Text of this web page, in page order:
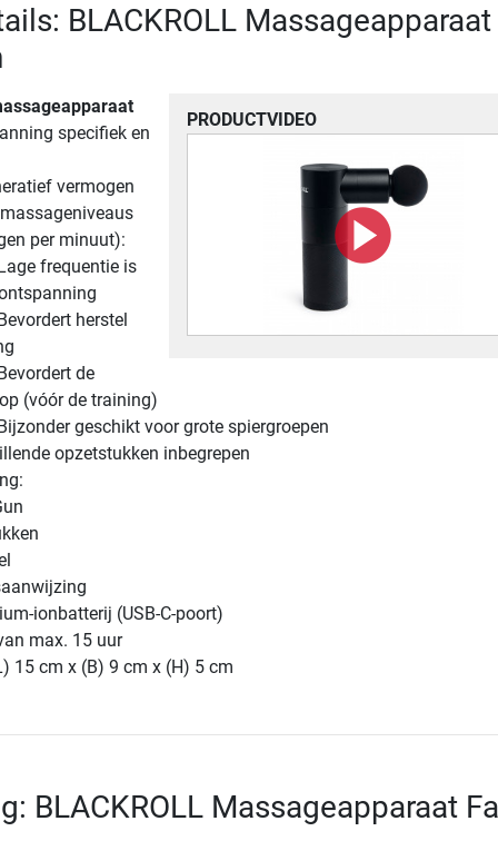
BLACKROLL Massageapparaat
PRODUCTVIDEO
specifiek en
vermogen
per minuut):
frequentie is
herstel
de
(vóór de training)
geschikt voor grote spiergroepen
opzetstukken inbegrepen
ionbatterij (USB-C-poort)
max. 15 uur
15 cm x (B) 9 cm x (H) 5 cm
BLACKROLL Massageapparaat